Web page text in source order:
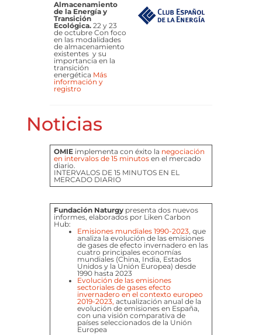
Almacenamiento
de la Energía y
Transición
Ecológica.22 y 23
de octubre Con foco
en las modalidades
de almacenamiento
existentes y su
importancia en la
transición
energética Más
información y
registro
Noticias
OMIE implementa con éxito la negociación
en intervalos de 15 minutos en el mercado
diario.
INTERVALOS DE 15 MINUTOS EN EL
MERCADO DIARIO
Fundación Naturgypresenta dos nuevos
informes, elaborados por Liken Carbon
Hub:
Emisiones mundiales 1990-2023, que
analiza la evolución de las emisiones
de gases de efecto invernadero en las
cuatro principales economías
mundiales (China, India, Estados
Unidos y la Unión Europea) desde
1990 hasta 2023
Evolución de las emisiones
sectoriales de gases efecto
invernadero en el contexto europeo
2019-2023, actualización anual de la
evolución de emisiones en España,
con una visión comparativa de
países seleccionados de la Unión
Europea